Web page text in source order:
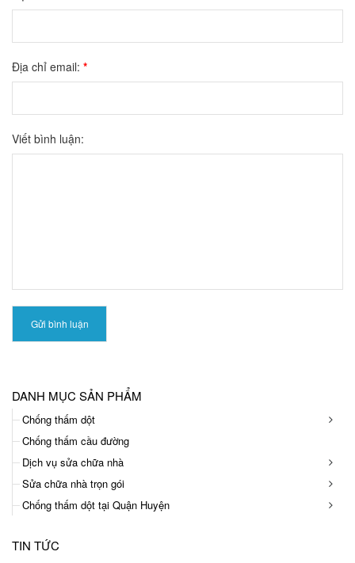
Địa chỉ email: *
Viết bình luận:
Gửi bình luận
DANH MỤC SẢN PHẨM
Chống thấm dột
Chống thấm cầu đường
Dịch vụ sửa chữa nhà
Sửa chữa nhà trọn gói
Chống thấm dột tại Quận Huyện
TIN TỨC